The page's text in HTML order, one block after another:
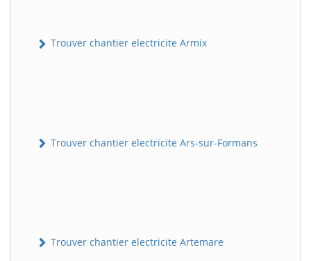
Trouver chantier electricite Armix
Trouver chantier electricite Ars-sur-Formans
Trouver chantier electricite Artemare